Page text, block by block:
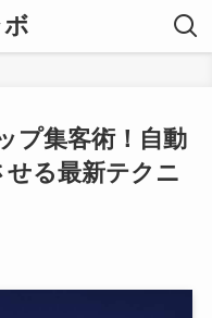
プ集客術！自動
る最新テクニ